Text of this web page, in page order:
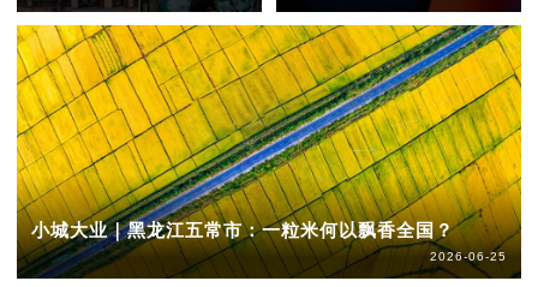
小城大业｜黑龙江五常市：一粒米何以飘香全国？
2026-06-25